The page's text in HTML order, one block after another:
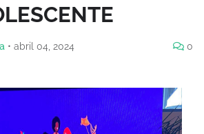
• abril 04, 2024 0